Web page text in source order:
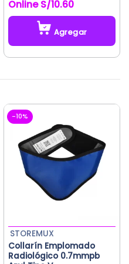
de 5
S/10.60
Agregar
tiene
variantes.
Las
opciones
pueden
elegir
producto
-10%
Collarín Emplomado
Radiológico 0.7mmpb
STOREMUX